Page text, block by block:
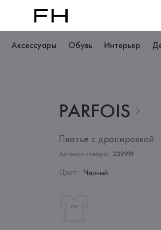
Аксессуары Обувь Интерьер
PARFOIS
Платье с драпировкой
Артикул товара: 229919
Цвет: Черный